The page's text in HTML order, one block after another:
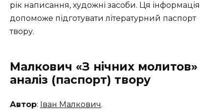
рік написання, художні засоби. Ця інформація
допоможе підготувати літературний паспорт
твору.
Малкович «З нічних молитов»
аналіз (паспорт) твору
Автор: Іван Малкович.